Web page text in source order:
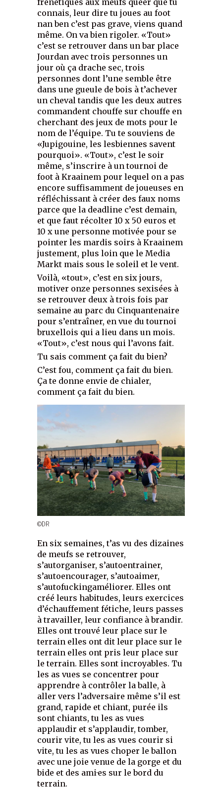
frénétiques aux meufs queer que tu
connais, leur dire tu joues au foot
nan ben c’est pas grave, viens quand
même. On va bien rigoler. «Tout»
c’est se retrouver dans un bar place
Jourdan avec trois personnes un
jour où ça drache sec, trois
personnes dont l’une semble être
dans une gueule de bois à t’achever
un cheval tandis que les deux autres
commandent chouffe sur chouffe en
cherchant des jeux de mots pour le
nom de l’équipe. Tu te souviens de
«Jupigouine, les lesbiennes savent
pourquoi». «Tout», c’est le soir
même, s’inscrire à un tournoi de
foot à Kraainem pour lequel on a pas
encore suffisamment de joueuses en
réfléchissant à créer des faux noms
parce que la deadline c’est demain,
et que faut récolter 10 x 50 euros et
10 x une personne motivée pour se
pointer les mardis soirs à Kraainem
justement, plus loin que le Media
Markt mais sous le soleil et le vent.
Voilà, «tout», c’est en six jours,
motiver onze personnes sexisées à
se retrouver deux à trois fois par
semaine au parc du Cinquantenaire
pour s’entraîner, en vue du tournoi
bruxellois qui a lieu dans un mois.
«Tout», c’est nous qui l’avons fait.
Tu sais comment ça fait du bien?
C’est fou, comment ça fait du bien.
Ça te donne envie de chialer,
comment ça fait du bien.
©DR
En six semaines, t’as vu des dizaines
de meufs se retrouver,
s’autorganiser, s’autoentrainer,
s’autoencourager, s’autoaimer,
s’autofuckingaméliorer. Elles ont
créé leurs habitudes, leurs exercices
d’échauffement fétiche, leurs passes
à travailler, leur confiance à brandir.
Elles ont trouvé leur place sur le
terrain elles ont dit leur place sur le
terrain elles ont pris leur place sur
le terrain. Elles sont incroyables. Tu
les as vues se concentrer pour
apprendre à contrôler la balle, à
aller vers l’adversaire même s’il est
grand, rapide et chiant, purée ils
sont chiants, tu les as vues
applaudir et s’applaudir, tomber,
courir vite, tu les as vues courir si
vite, tu les as vues choper le ballon
avec une joie venue de la gorge et du
bide et des ami·es sur le bord du
terrain.